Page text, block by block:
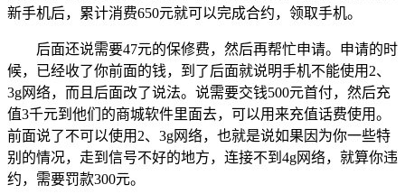
新手机后，累计消费650元就可以完成合约，领取手机。
后面还说需要47元的保修费，然后再帮忙申请。申请的时
候，已经收了你前面的钱，到了后面就说明手机不能使用2、
3g网络，而且后面改了说法。说需要交钱500元首付，然后充
值3千元到他们的商城软件里面去，可以用来充值话费使用。
前面说了不可以使用2、3g网络，也就是说如果因为你一些特
别的情况，走到信号不好的地方，连接不到4g网络，就算你违
约，需要罚款300元。